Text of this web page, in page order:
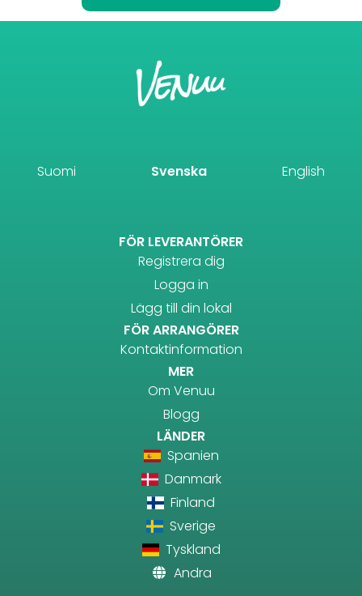
Suomi Svenska English
FÖR LEVERANTÖRER
Registrera dig
Logga in
Lägg till din lokal
FÖR ARRANGÖRER
Kontaktinformation
MER
Om Venuu
Blogg
LÄNDER
Spanien
Danmark
Finland
Sverige
Tyskland
Andra